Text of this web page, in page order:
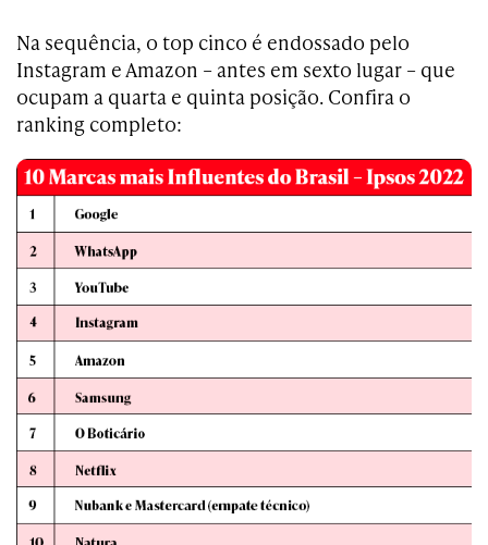
Na sequência, o top cinco é endossado pelo
Instagram e Amazon – antes em sexto lugar – que
ocupam a quarta e quinta posição. Confira o
ranking completo: